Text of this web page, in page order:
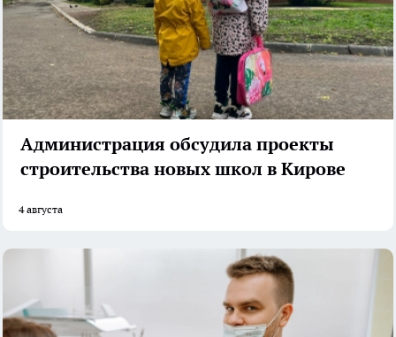
Администрация обсудила проекты
строительства новых школ в Кирове
4 августа